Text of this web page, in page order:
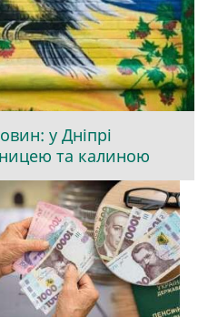
у Дніпрі
та калиною